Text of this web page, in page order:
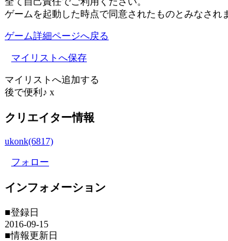
ゲームを起動した時点で同意されたものとみなされ
ゲーム詳細ページへ戻る
マイリストへ保存
マイリストへ追加する
後で便利♪ x
クリエイター情報
ukonk(6817)
フォロー
インフォメーション
■登録日
2016-09-15
■情報更新日